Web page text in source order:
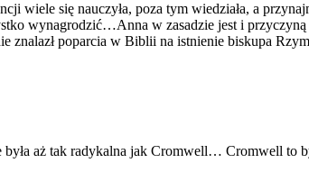
wiele się nauczyła, poza tym wiedziała, a
wynagrodzić…Anna w zasadzie jest i
znalazł poparcia w Biblii na istnienie biskupa
aż tak radykalna jak Cromwell… Cromwell to